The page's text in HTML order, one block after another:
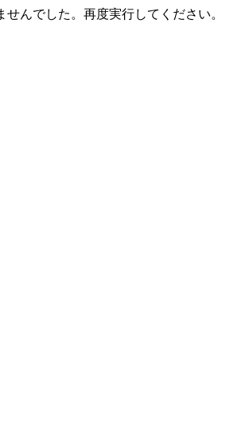
んでした。再度実行してください。